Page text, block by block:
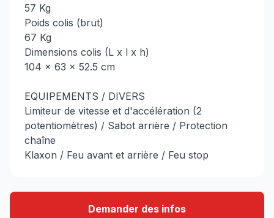
57 Kg
Poids colis (brut)
67 Kg
Dimensions colis (L x l x h)
104 x 63 x 52.5 cm
EQUIPEMENTS / DIVERS
Limiteur de vitesse et d'accélération (2
potentiomètres) / Sabot arrière / Protection
chaîne
Klaxon / Feu avant et arrière / Feu stop
Demander des infos